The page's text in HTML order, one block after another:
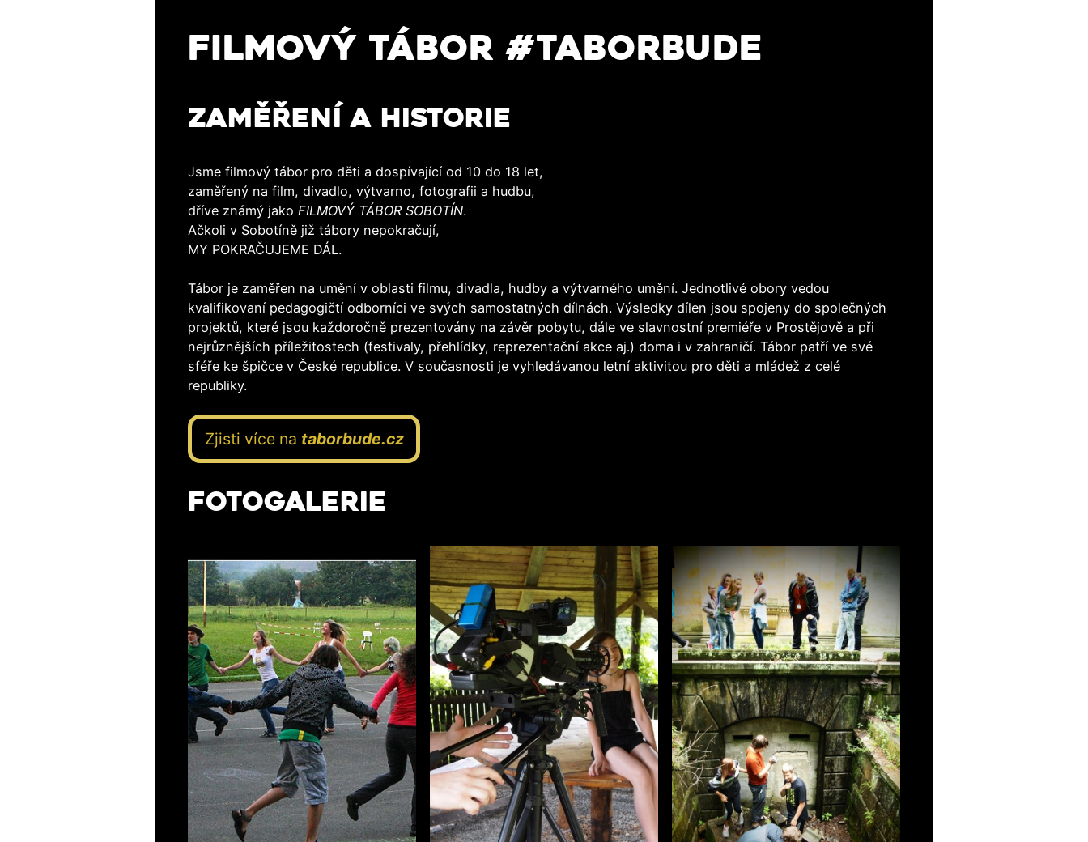
FILMOVÝ TÁBOR #TABORBUDE
ZAMĚŘENÍ A HISTORIE
Jsme filmový tábor pro děti a dospívající od 10 do 18 let,
zaměřený na film, divadlo, výtvarno, fotografii a hudbu,
dříve známý jako FILMOVÝ TÁBOR SOBOTÍN.
Ačkoli v Sobotíně již tábory nepokračují,
MY POKRAČUJEME DÁL.
Tábor je zaměřen na umění v oblasti filmu, divadla, hudby a výtvarného umění. Jednotlivé obory vedou
kvalifikovaní pedagogičtí odborníci ve svých samostatných dílnách. Výsledky dílen jsou spojeny do společných
projektů, které jsou každoročně prezentovány na závěr pobytu, dále ve slavnostní premiéře v Prostějově a při
nejrůznějších příležitostech (festivaly, přehlídky, reprezentační akce aj.) doma i v zahraničí. Tábor patří ve své
sféře ke špičce v České republice. V současnosti je vyhledávanou letní aktivitou pro děti a mládež z celé
republiky.
Zjisti více na taborbude.cz
FOTOGALERIE